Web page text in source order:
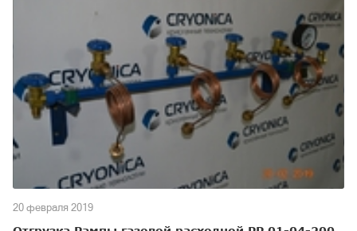
20 февраля 2019